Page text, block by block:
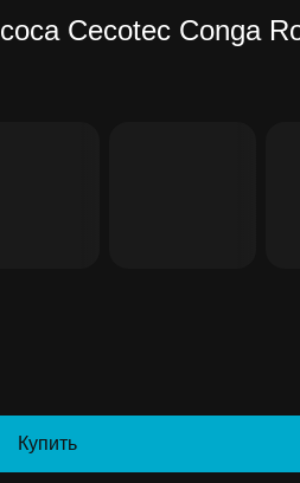
Cecotec Conga
Купить